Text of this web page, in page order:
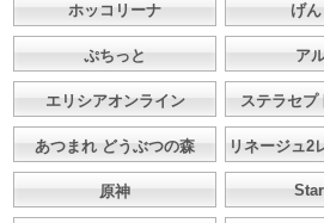
ホッコリーナ げ
ぷちっと ア
エリシアオンライン ステラセプ
あつまれ どうぶつの森
リネージュ2
原神